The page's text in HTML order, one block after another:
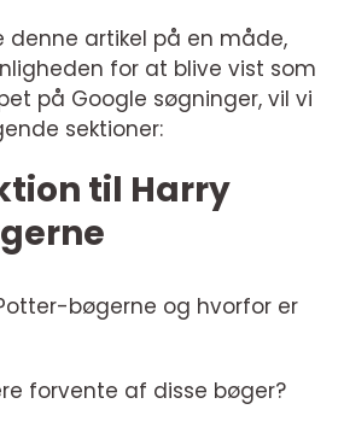
denne artikel på en måde,
for at blive vist som
på Google søgninger, vil vi
sektioner:
til Harry
bøgerne og hvorfor er
forvente af disse bøger?